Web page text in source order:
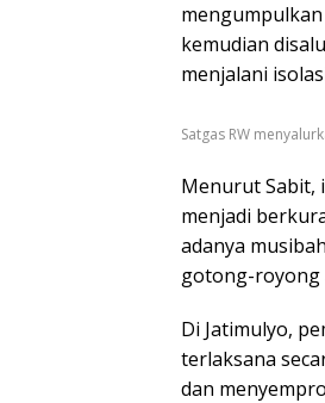
kemudian
menjalani
Satgas RW
Menurut Sabit,
menjadi
adanya
gotong-royong
Di Jatimulyo,
terlaksana
dan